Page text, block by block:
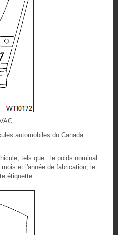
automobiles du Canada
tels que : le poids nominal
et l'année de fabrication, le
étiquette.